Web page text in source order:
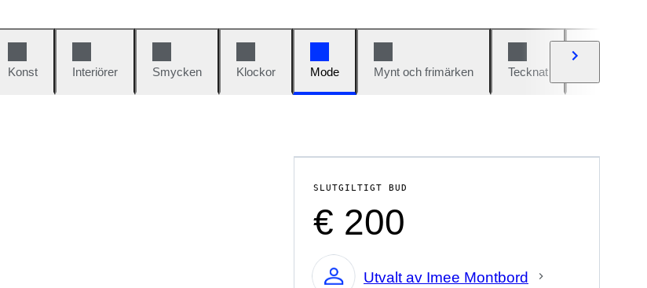
Konst
Interiörer Smycken Klockor Mode Mynt och frimärken Tecknat
SLUTGILTIGT BUD
€ 200
Utvalt av Imee Montbord